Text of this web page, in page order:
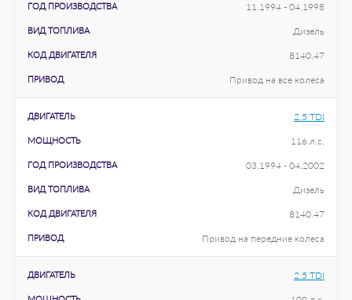
ГОД ПРОИЗВОДСТВА 11.1994 - 04.1998
ВИД ТОПЛИВА Дизель
КОД ДВИГАТЕЛЯ 8140.47
ПРИВОД Привод на все колеса
ДВИГАТЕЛЬ 2.5 TDI
МОЩНОСТЬ 116 л.с.
ГОД ПРОИЗВОДСТВА 03.1994 - 04.2002
ВИД ТОПЛИВА Дизель
КОД ДВИГАТЕЛЯ 8140.47
ПРИВОД Привод на передние колеса
ДВИГАТЕЛЬ 2.5 TDI